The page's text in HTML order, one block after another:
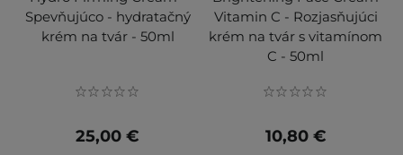
Spevňujúco - hydratačný
krém na tvár - 50ml
25,00 €
Vitamin C - Rozjasňujúci
krém na tvár s vitamínom
C - 50ml
10,80 €